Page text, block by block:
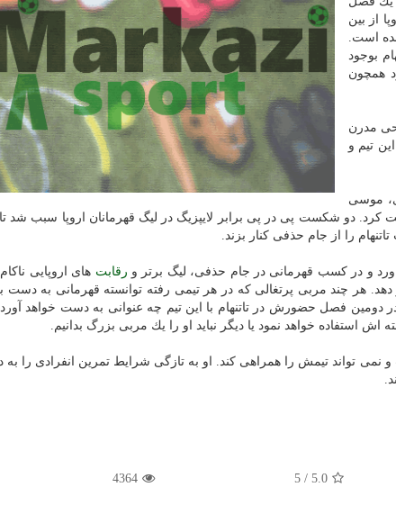
از بین
است.
بوجود
همچون
مدرن
تیم و
موسی
دو شكست پی در پی برابر لایپزیگ در لیگ قهرمانان اروپا سبب شد
را از جام حذفی كنار بزند.
رقابت های اروپایی
هر چند مربی پرتغالی كه در هر تیمی رفته توانسته قهرمانی به دست
دومین فصل حضورش در تاتنهام با این تیم چه عنوانی به دست خواهد آورد
استفاده خواهد نمود یا دیگر نباید او را یك مربی بزرگ بدانیم.
نمی تواند تیمش را همراهی كند. او به تازگی شرایط تمرین انفرادی را
5.0
/
5
4364